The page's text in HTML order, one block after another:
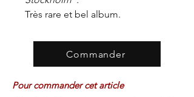
Très rare et bel album.
Commander
Pour commander cet article